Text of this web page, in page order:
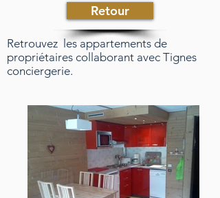
Retour
Retrouvez les appartements de
propriétaires collaborant avec Tignes
conciergerie.